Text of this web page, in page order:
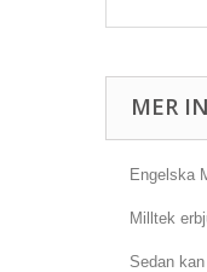
MER
Engelska
Milltek
Sedan